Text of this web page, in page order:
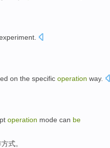
on the specific operation way.
operation mode can be
方式。